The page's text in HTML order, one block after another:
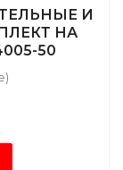
И
НА
50